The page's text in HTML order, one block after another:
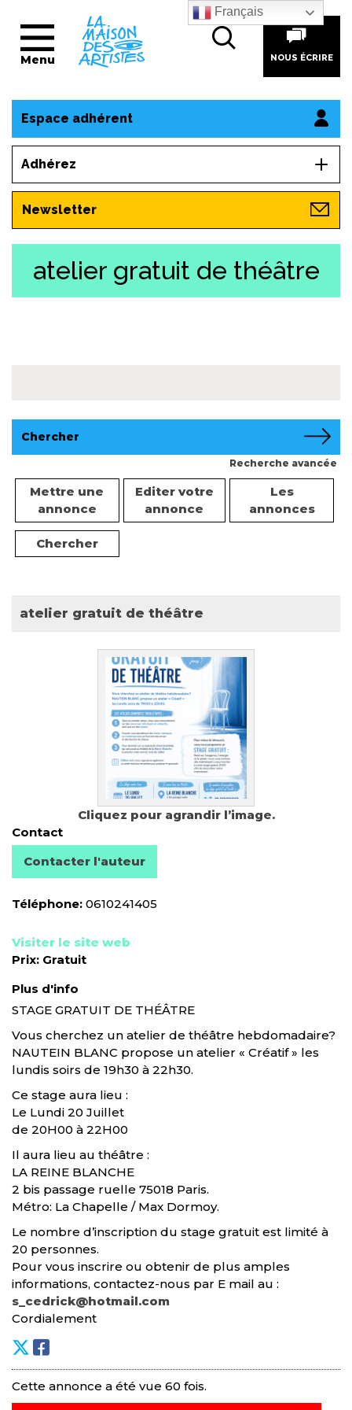
Menu NOUS ÉCRIRE
Espace adhérent
Adhérez
Newsletter
atelier gratuit de théâtre
Recherche avancée
Mettre une
annonce
Editer votre
annonce
Les
annonces
Chercher
atelier gratuit de théâtre
Cliquez pour agrandir l’image.
Contact
Contacter l'auteur
Téléphone: 0610241405
Visiter le site web
Prix: Gratuit
Plus d'info
STAGE GRATUIT DE THÉÂTRE
Vous cherchez un atelier de théâtre hebdomadaire?
NAUTEIN BLANC propose un atelier « Créatif » les
lundis soirs de 19h30 à 22h30.
Ce stage aura lieu :
Le Lundi 20 Juillet
de 20H00 à 22H00
Il aura lieu au théâtre :
LA REINE BLANCHE
2 bis passage ruelle 75018 Paris.
Métro: La Chapelle / Max Dormoy.
Le nombre d’inscription du stage gratuit est limité à
20 personnes.
Pour vous inscrire ou obtenir de plus amples
informations, contactez-nous par E mail au :
s_cedrick@hotmail.com
Cordialement
Cette annonce a été vue 60 fois.
Français